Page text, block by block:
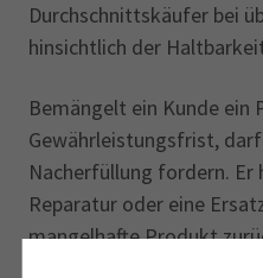
Durchschnittskäufer bei
hinsichtlich der
Bemängelt ein Kunde ein
Gewährleistungsfrist,
Nacherfüllung fordern. Er
Reparatur oder eine
mangelhafte Produkt